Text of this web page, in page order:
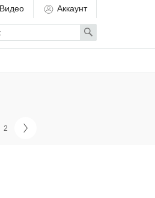
Видео Аккаунт
Search
2